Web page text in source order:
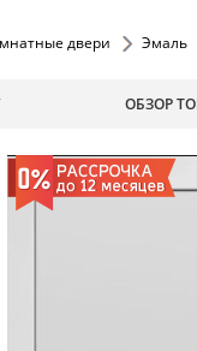
двери Эмаль
ОБЗОР